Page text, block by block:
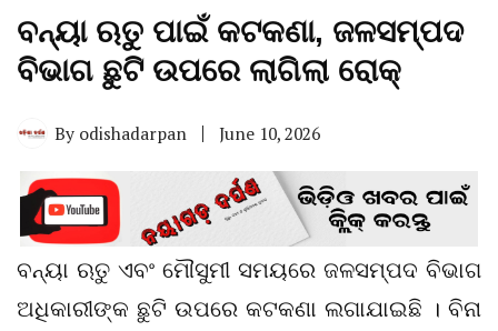
ବନ୍ୟା ଋତୁ ପାଇଁ କଟକଣା, ଜଳସମ୍ପଦ
ବିଭାଗ ଛୁଟି ଉପରେ ଲାଗିଲା ରୋକ୍
By odishadarpan June 10, 2026
ବନ୍ୟା ଋତୁ ଏବଂ ମୌସୁମୀ ସମୟରେ ଜଳସମ୍ପଦ ବିଭାଗ
ଅଧିକାରୀଙ୍କ ଛୁଟି ଉପରେ କଟକଣା ଲଗାଯାଇଛି । ବିନା